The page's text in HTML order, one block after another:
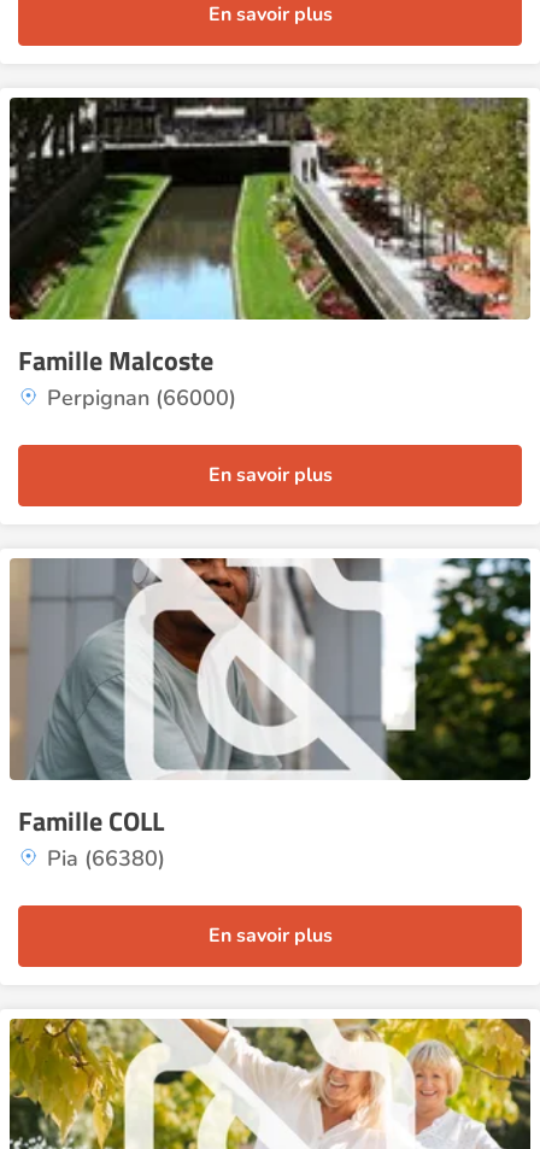
En savoir plus
Famille Malcoste
Perpignan (66000)
En savoir plus
Famille COLL
Pia (66380)
En savoir plus